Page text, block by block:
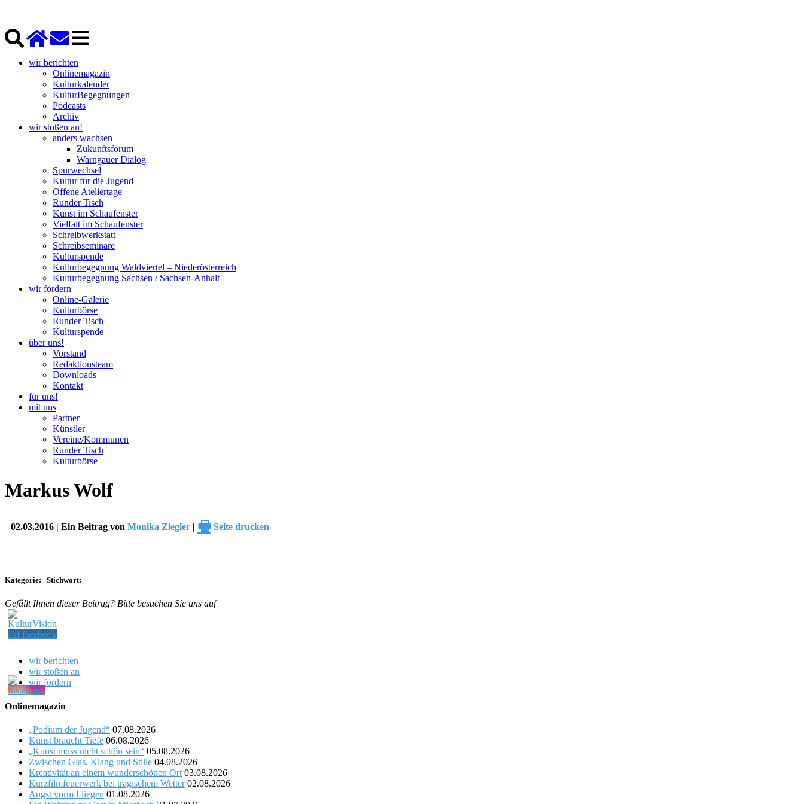
wir berichten
Onlinemagazin
Kulturkalender
KulturBegegnungen
Podcasts
Archiv
wir stoßen an!
anders wachsen
Zukunftsforum
Warngauer Dialog
Spurwechsel
Kultur für die Jugend
Offene Ateliertage
Runder Tisch
Kunst im Schaufenster
Vielfalt im Schaufenster
Schreibwerkstatt
Schreibseminare
Kulturspende
Kulturbegegnung Waldviertel – Niederösterreich
Kulturbegegnung Sachsen / Sachsen-Anhalt
wir fördern
Online-Galerie
Kulturbörse
Runder Tisch
Kulturspende
über uns!
Vorstand
Redaktionsteam
Downloads
Kontakt
für uns!
mit uns
Partner
Künstler
Vereine/Kommunen
Runder Tisch
Kulturbörse
Markus Wolf
02.03.2016 | Ein Beitrag von Monika Ziegler | 🖶 Seite drucken
Kategorie: | Stichwort:
Gefällt Ihnen dieser Beitrag? Bitte besuchen Sie uns auf
wir berichten
wir stoßen an
wir fördern
Onlinemagazin
„Podium der Jugend“ 07.08.2026
Kunst braucht Tiefe 06.08.2026
„Kunst muss nicht schön sein“ 05.08.2026
Zwischen Glas, Klang und Stille 04.08.2026
Kreativität an einem wunderschönen Ort 03.08.2026
Kurzfilmfeuerwerk bei tragischem Wetter 02.08.2026
Angst vorm Fliegen 01.08.2026